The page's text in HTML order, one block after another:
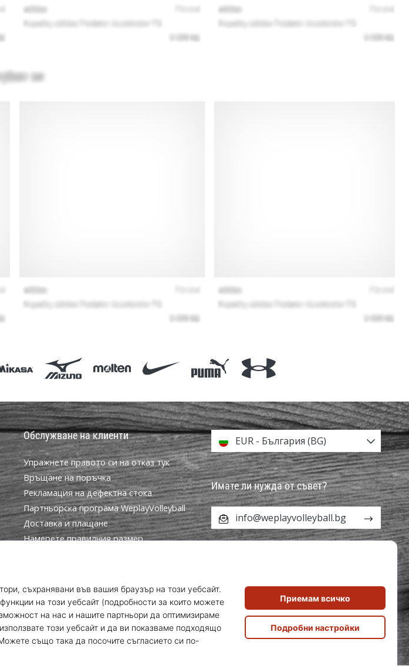
Обслужване на клиенти
Упражнете правото си на отказ тук
Връщане на поръчка
Рекламация на дефектна стока
Партньорска програма WeplayVolleyball
Доставка и плащане
Намерете правилния размер
Политика за поверителност
Програма за посланици
EUR - България (BG)
Имате ли нужда от съвет?
info@weplayvolleyball.bg